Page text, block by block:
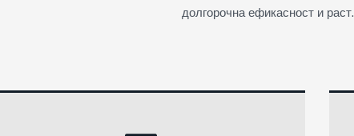
долгорочна ефикасност и раст.